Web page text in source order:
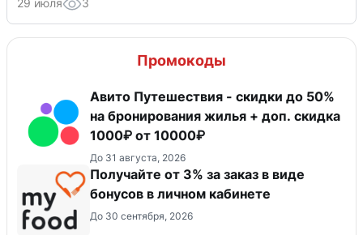
29 июля 3
Промокоды
Авито Путешествия - скидки до 50%
на бронирования жилья + доп. скидка
1000₽ от 10000₽
До 31 августа, 2026
Получайте от 3% за заказ в виде
бонусов в личном кабинете
До 30 сентября, 2026